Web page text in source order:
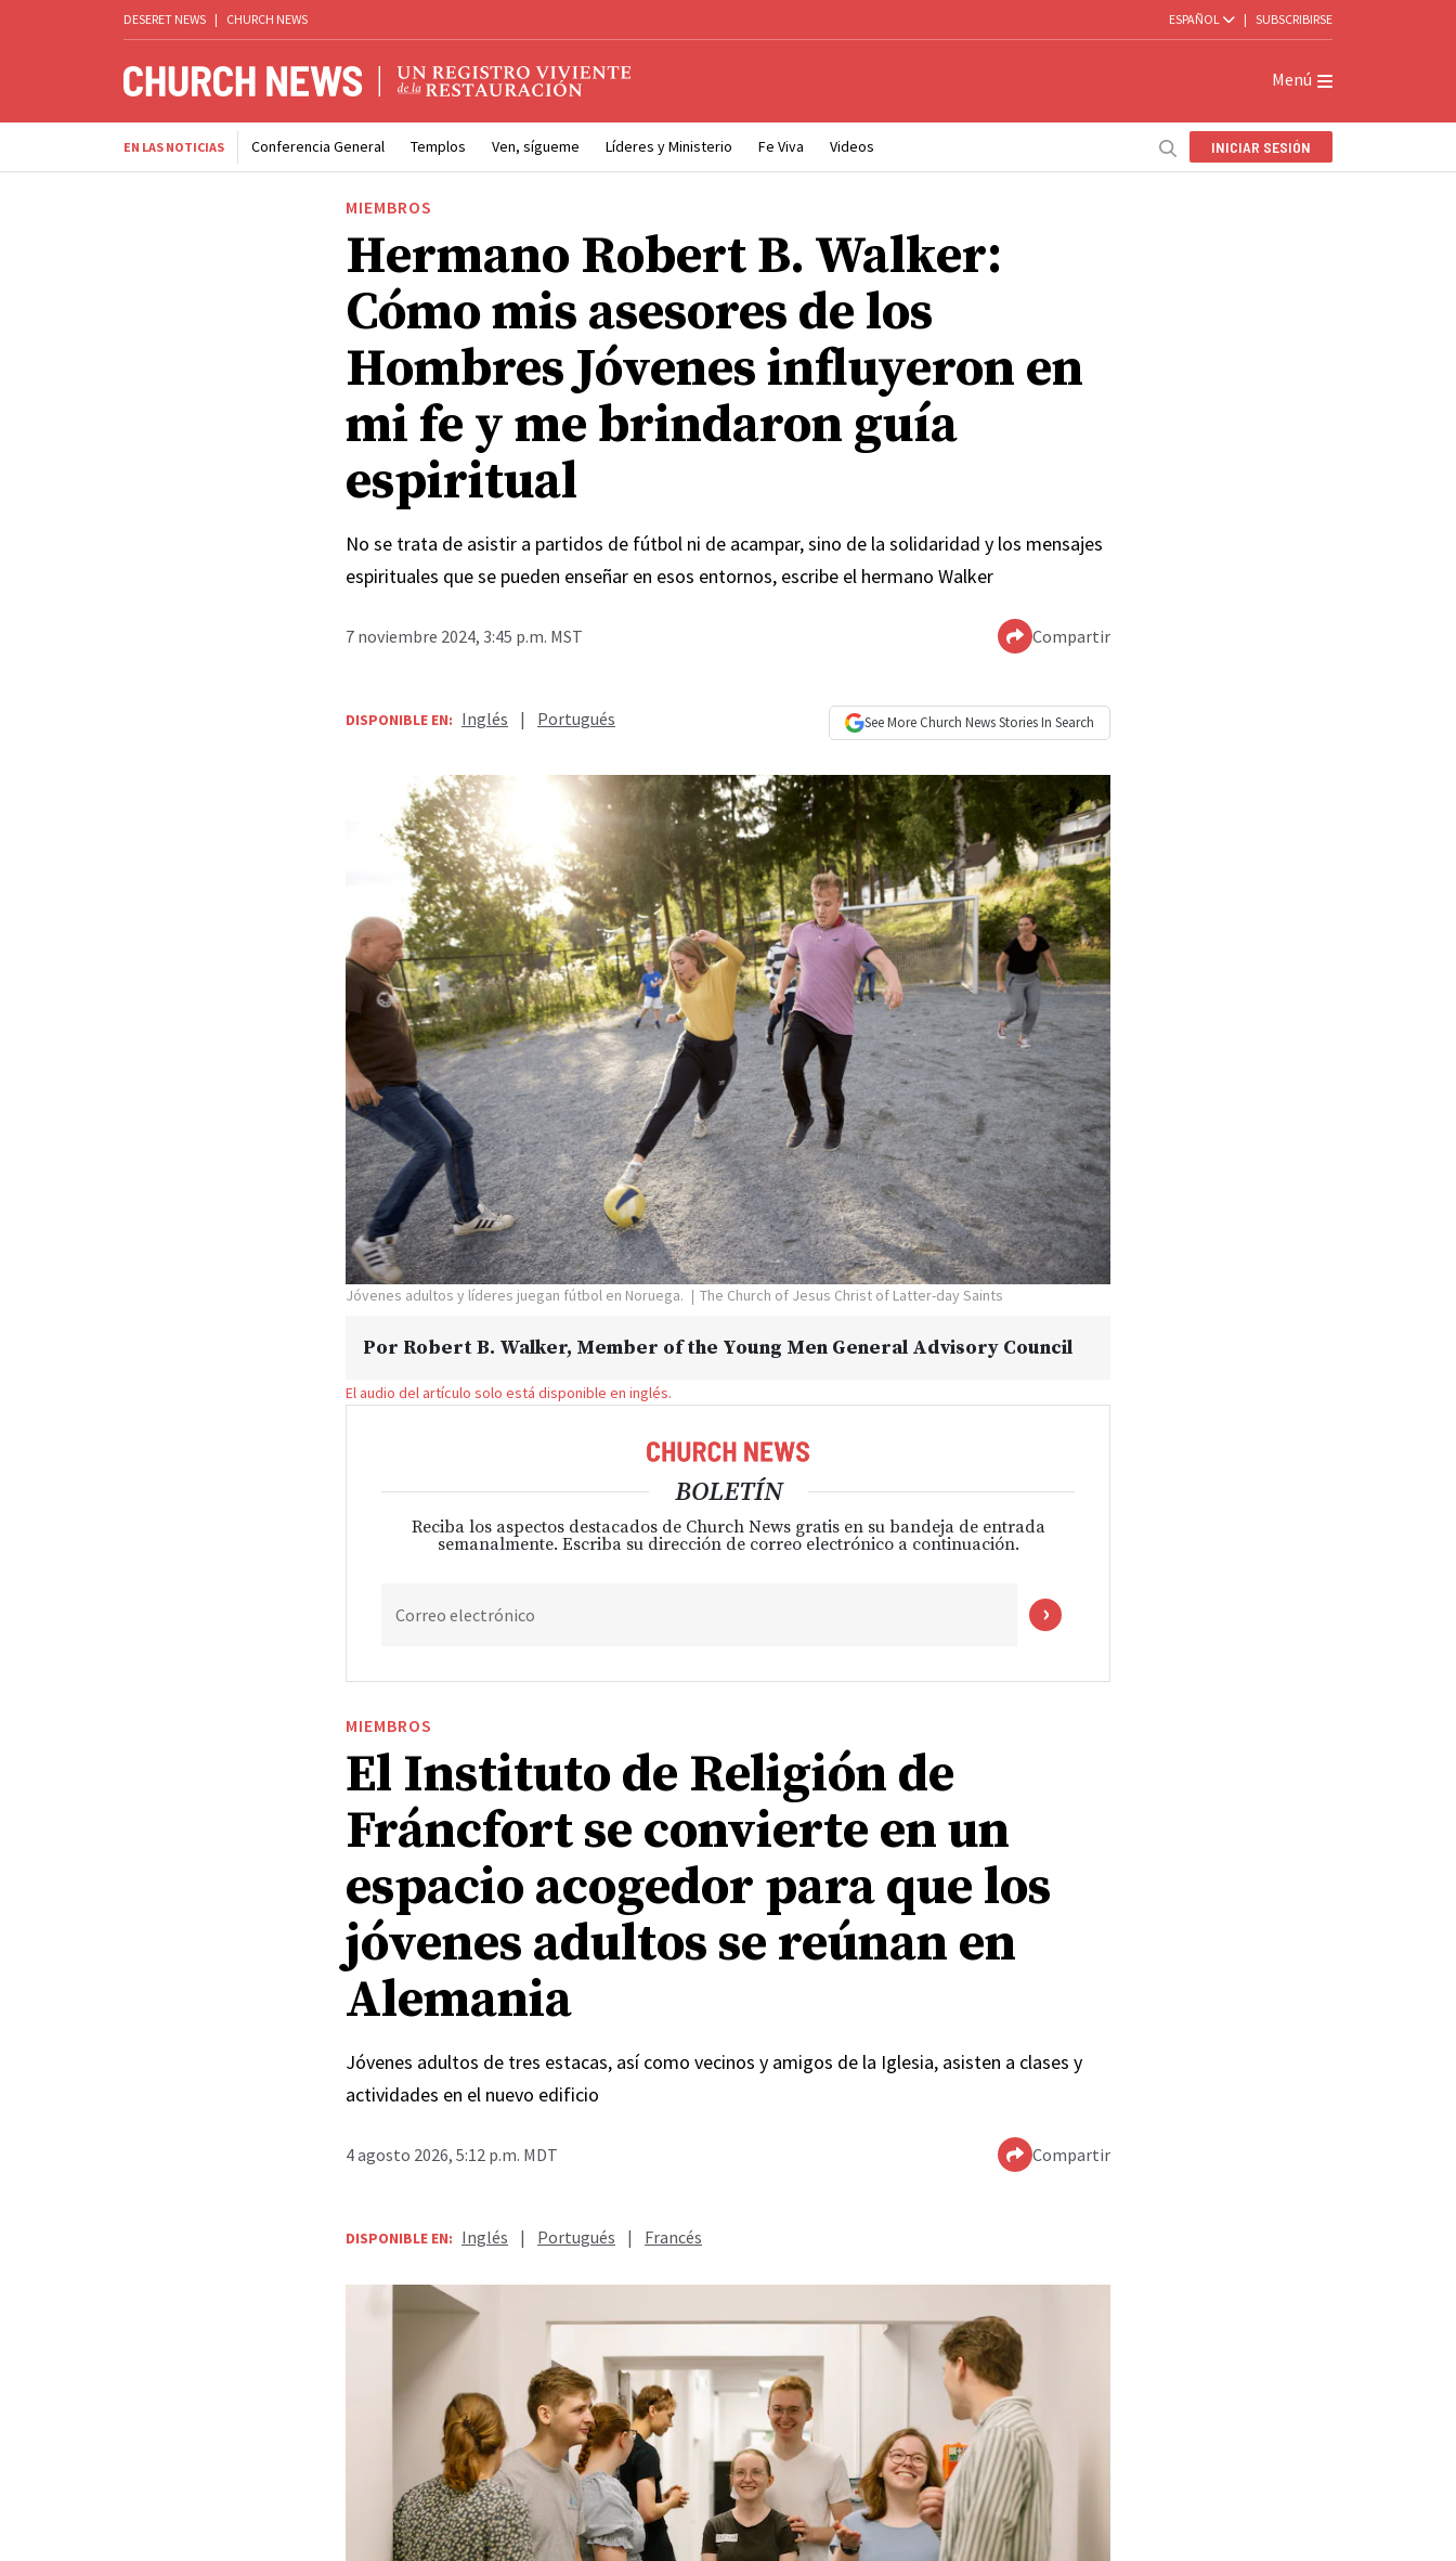
DESERET NEWS | CHURCH NEWS ESPAÑOL | SUBSCRIBIRSE
Menú
EN LAS NOTICIAS Conferencia General Templos Ven, sígueme Líderes y Ministerio Fe Viva Videos INICIAR SESIÓN
MIEMBROS
Hermano Robert B. Walker:
Cómo mis asesores de los
Hombres Jóvenes influyeron en
mi fe y me brindaron guía
espiritual
No se trata de asistir a partidos de fútbol ni de acampar, sino de la solidaridad y los mensajes
espirituales que se pueden enseñar en esos entornos, escribe el hermano Walker
7 noviembre 2024, 3:45 p.m. MST Compartir
DISPONIBLE EN: Inglés | Portugués See More Church NewsStories In Search
Jóvenes adultos y líderes juegan fútbol en Noruega. The Church of Jesus Christ of Latter-day Saints
Por Robert B. Walker, Member of the Young Men General Advisory Council
El audio del artículo solo está disponible en inglés.
BOLETÍN
Reciba los aspectos destacados de Church News gratis en su bandeja de entrada
semanalmente. Escriba su dirección de correo electrónico a continuación.
Correo electrónico
MIEMBROS
El Instituto de Religión de
Fráncfort se convierte en un
espacio acogedor para que los
jóvenes adultos se reúnan en
Alemania
Jóvenes adultos de tres estacas, así como vecinos y amigos de la Iglesia, asisten a clases y
actividades en el nuevo edificio
4 agosto 2026, 5:12 p.m. MDT Compartir
DISPONIBLE EN: Inglés | Portugués | Francés